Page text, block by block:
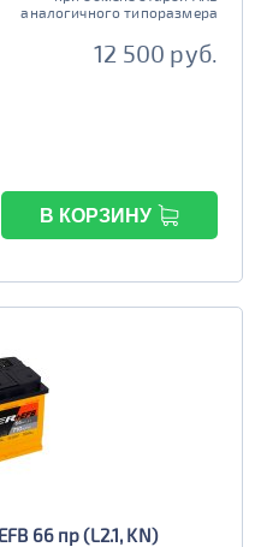
аналогичного типоразмера
12 500 руб.
В КОРЗИНУ
66 пр (L2.1, KN)